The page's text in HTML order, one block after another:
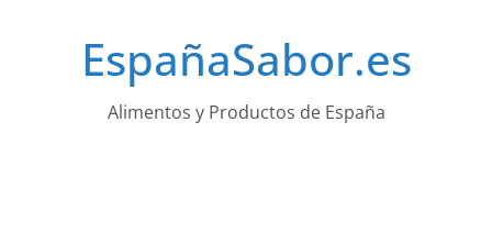
EspañaSabor.es
Alimentos y Productos de España